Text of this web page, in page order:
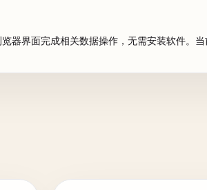
器界面完成相关数据操作，无需安装软件。当